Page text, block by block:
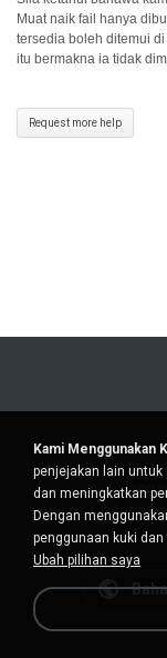
Muat naik fail hanya
tersedia boleh ditemui
itu bermakna ia tidak
Request more help
Kami Menggunakan
penjejakan lain
dan meningkatkan
Dengan
penggunaan kuki
Ubah pilihan saya